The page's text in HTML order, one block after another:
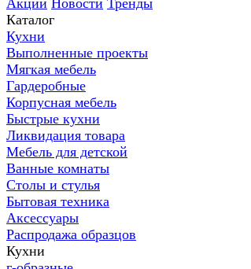
Акции Новости Тренды
Каталог
Кухни
Выполненные проекты
Мягкая мебель
Гардеробные
Корпусная мебель
Быстрые кухни
Ликвидация товара
Мебель для детской
Ванные комнаты
Столы и стулья
Бытовая техника
Аксессуары
Распродажа образцов
Кухни